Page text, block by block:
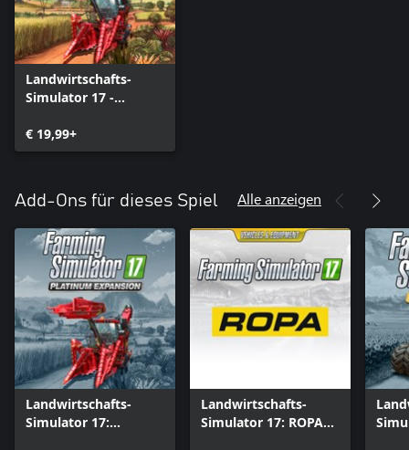
Landwirtschafts-
Simulator 17 -
€ 19,99+
Add-Ons für dieses Spiel Alle anzeigen
Landwirtschafts-
Simulator 17:
Landwirtschafts-
Simulator 17: ROPA